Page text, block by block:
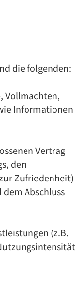
die folgenden:
Vollmachten,
Informationen
Vertrag
den
Zufriedenheit)
Abschluss
(z.B.